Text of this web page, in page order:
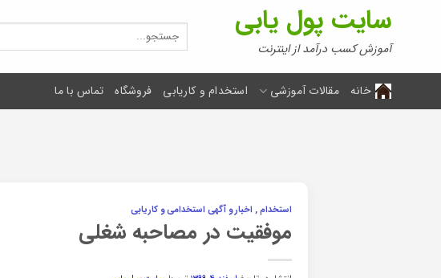
سایت پول یابی
آموزش کسب درآمد از اینترنت
جستجو
برای:
خانه مقالات آموزشی استخدام و کاریابی فروشگاه تماس با ما
استخدام , اخبار و آگهی استخدامی و کاریابی
موفقیت در مصاحبه شغلی